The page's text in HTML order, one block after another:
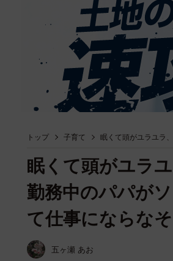
トップ 子育て 眠くて頭がユラユラ
眠くて頭がユラ
勤務中のパパが
て仕事にならなそ
五ヶ瀬 あお